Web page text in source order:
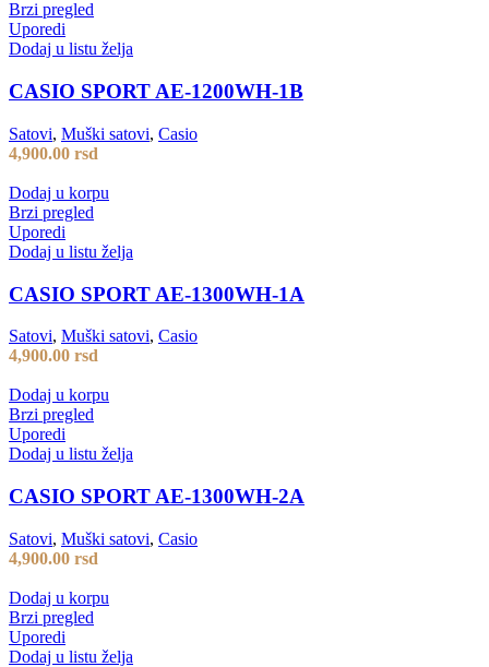
Brzi pregled
Uporedi
Dodaj u listu želja
CASIO SPORT AE-1200WH-1B
Satovi, Muški satovi, Casio
4,900.00 rsd
Dodaj u korpu
Brzi pregled
Uporedi
Dodaj u listu želja
CASIO SPORT AE-1300WH-1A
Satovi, Muški satovi, Casio
4,900.00 rsd
Dodaj u korpu
Brzi pregled
Uporedi
Dodaj u listu želja
CASIO SPORT AE-1300WH-2A
Satovi, Muški satovi, Casio
4,900.00 rsd
Dodaj u korpu
Brzi pregled
Uporedi
Dodaj u listu želja